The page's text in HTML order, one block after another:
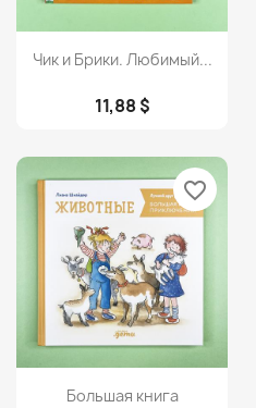
Просмотр
Чик и Брики. Любимый...
11,88 $
Просмотр
Большая книга
favorite_border